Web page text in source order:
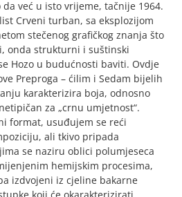
već u isto vrijeme, tačnije 1964.
Crveni turban, sa eksplozijom
stečenog grafičkog znanja što
onda strukturni i suštinski
Hozo u budućnosti baviti. Ovdje
Preproga – ćilim i Sedam bijelih
karakterizira boja, odnosno
za „crnu umjetnost“.
format, usuđujem se reći
ali tkivo pripada
se naziru oblici polumjeseca
hemijskim procesima,
izdvojeni iz cjeline bakarne